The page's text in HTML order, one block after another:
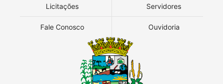
Licitações Servidores
Fale Conosco Ouvidoria